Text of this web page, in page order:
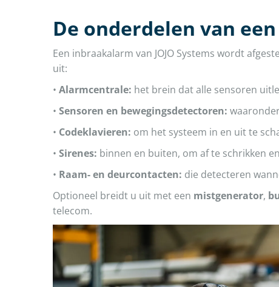
De onderdelen van
Een inbraakalarm van JOJO Systems wordt
uit:
• Alarmcentrale: het brein dat alle sensoren
• Sensoren en bewegingsdetectoren:
• Codeklavieren: om het systeem in en uit te
• Sirenes: binnen en buiten, om af te schrikken
• Raam- en deurcontacten: die detecteren
Optioneel breidt u uit met een mistgenerator,
telecom.